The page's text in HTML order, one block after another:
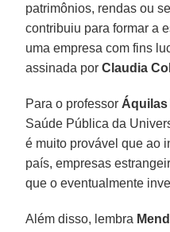
patrimônios, rendas ou
contribuiu para formar a
uma empresa com fins
assinada por Claudia
Para o professor Áquilas
Saúde Pública da
é muito provável que ao
país, empresas
que o eventualmente
Além disso, lembra